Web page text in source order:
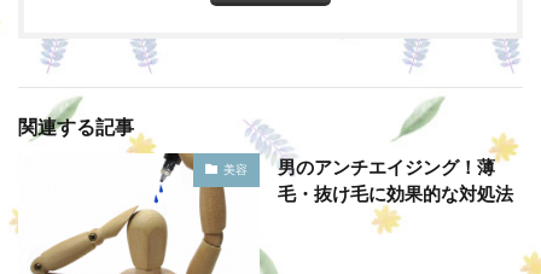
関連する記事
美容
男のアンチエイジング！薄
毛・抜け毛に効果的な対処法